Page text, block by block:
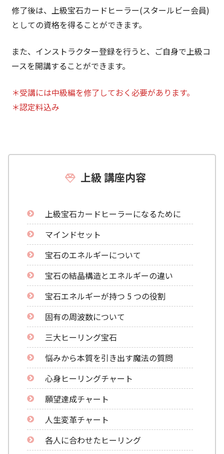
修了後は、上級宝石カードヒーラー(スタールビー会員)
としての資格を得ることができます。
また、インストラクター登録を行うと、ご自身で上級コ
ースを開講することができます。
＊受講には中級編を修了しておく必要があります。
＊認定料込み
上級 講座内容
上級宝石カードヒーラーになるために
マインドセット
宝石のエネルギーについて
宝石の結晶構造とエネルギーの違い
宝石エネルギーが持つ 5 つの役割
固有の周波数について
三大ヒーリング宝石
悩みから本質を引き出す魔法の質問
心身ヒーリングチャート
願望達成チャート
人生変革チャート
各人に合わせたヒーリング